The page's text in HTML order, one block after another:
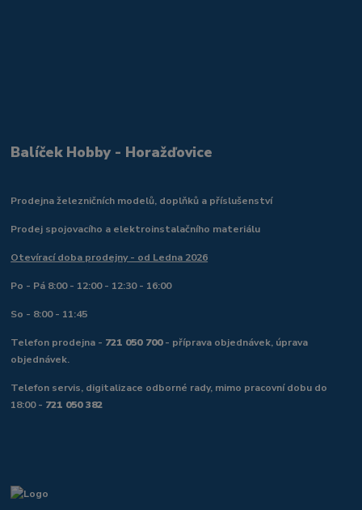
Balíček Hobby - Horažďovice
Prodejna železničních modelů, doplňků a příslušenství
Prodej spojovacího a elektroinstalačního materiálu
Otevírací doba prodejny - od Ledna 2026
Po - Pá 8:00 - 12:00 - 12:30 - 16:00
So - 8:00 - 11:45
Telefon prodejna - 721 050 700- příprava objednávek, úprava
objednávek.
Telefon servis, digitalizace odborné rady, mimo pracovní dobu do
18:00 - 721 050 382